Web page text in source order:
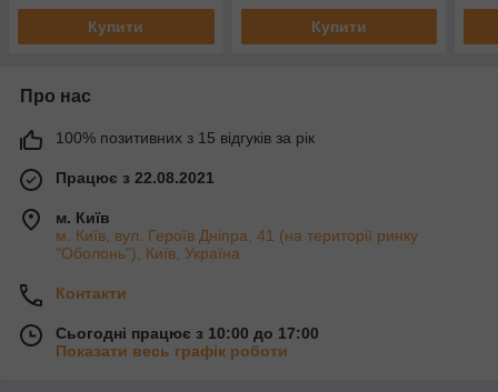
Купити Купити
Про нас
100% позитивних з 15 відгуків за рік
Працює з 22.08.2021
м. Київ
м. Київ, вул. Героїв Дніпра, 41 (на території ринку
"Оболонь"), Київ, Україна
Контакти
Сьогодні працює з 10:00 до 17:00
Показати весь графік роботи